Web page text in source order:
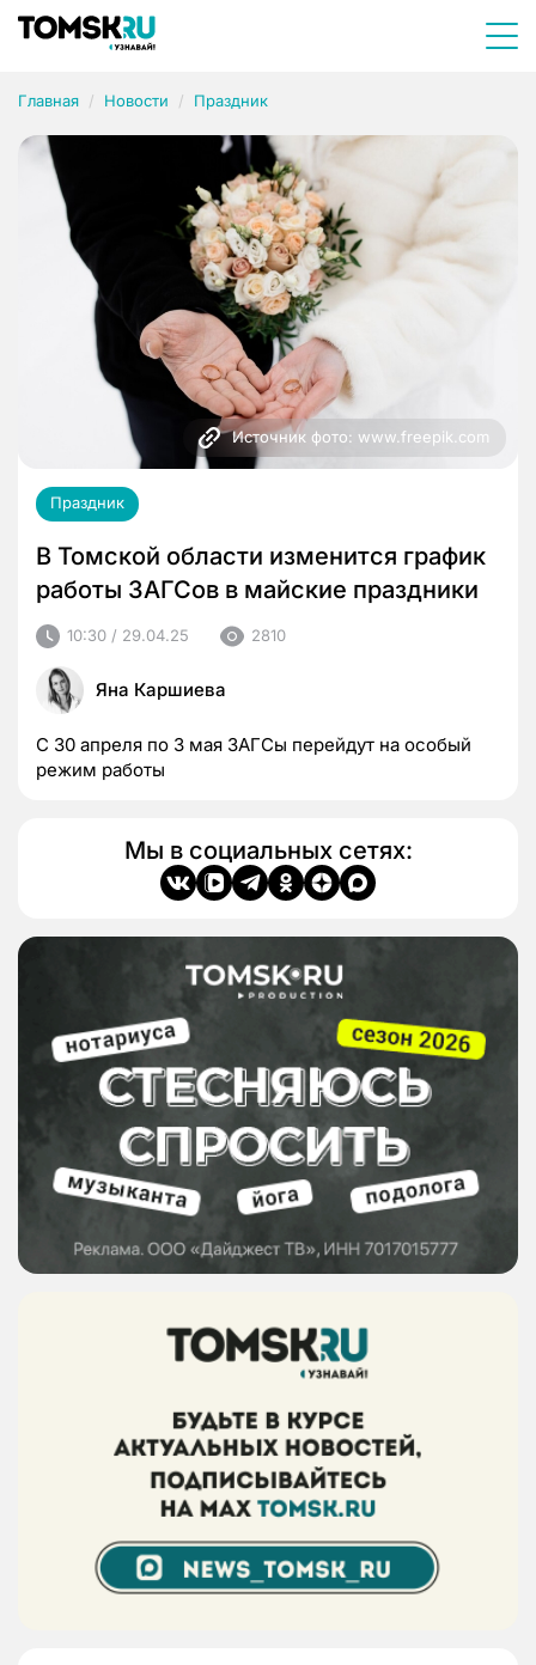
Главная Новости Праздник
Источник фото: www.freepik.com
Праздник
В Томской области изменится график
работы ЗАГСов в майские праздники
10:30 / 29.04.25 2810
Яна Каршиева
С 30 апреля по 3 мая ЗАГСы перейдут на особый
режим работы
Мы в социальных сетях: